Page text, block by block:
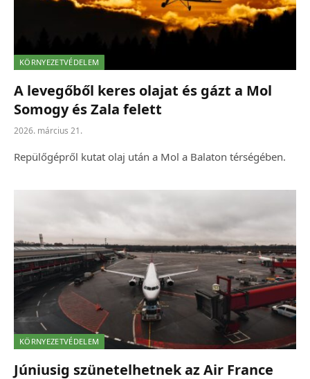
KÖRNYEZETVÉDELEM
A levegőből keres olajat és gázt a Mol
Somogy és Zala felett
2026. március 21.
Repülőgépről kutat olaj után a Mol a Balaton térségében.
KÖRNYEZETVÉDELEM
Júniusig szünetelhetnek az Air France